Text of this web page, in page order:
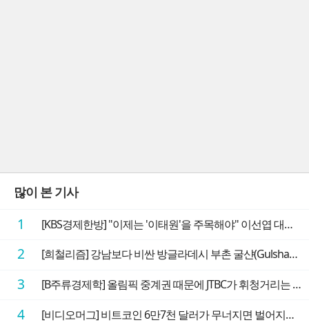
많이 본 기사
1 [KBS경제한방] "이제는 '이태원'을 주목해야" 이선엽 대표가 말하는 AI 시대 투자 성과를 가르는 지점들
2 [희철리즘] 강남보다 비싼 방글라데시 부촌 굴샨(Gulshan)의 극단적인 모습에 충격을 받다
3 [B주류경제학] 올림픽 중계권 때문에 JTBC가 휘청거리는 이유
4 [비디오머그] 비트코인 6만7천 달러가 무너지면 벌어지는 일